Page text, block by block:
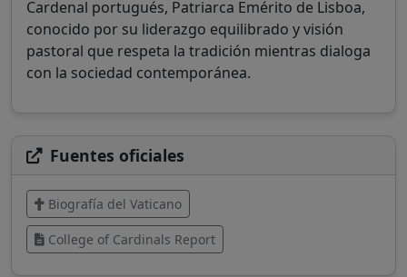
Cardenal portugués, Patriarca Emérito de Lisboa,
conocido por su liderazgo equilibrado y visión
pastoral que respeta la tradición mientras dialoga
con la sociedad contemporánea.
Fuentes oficiales
Biografía del Vaticano
College of Cardinals Report